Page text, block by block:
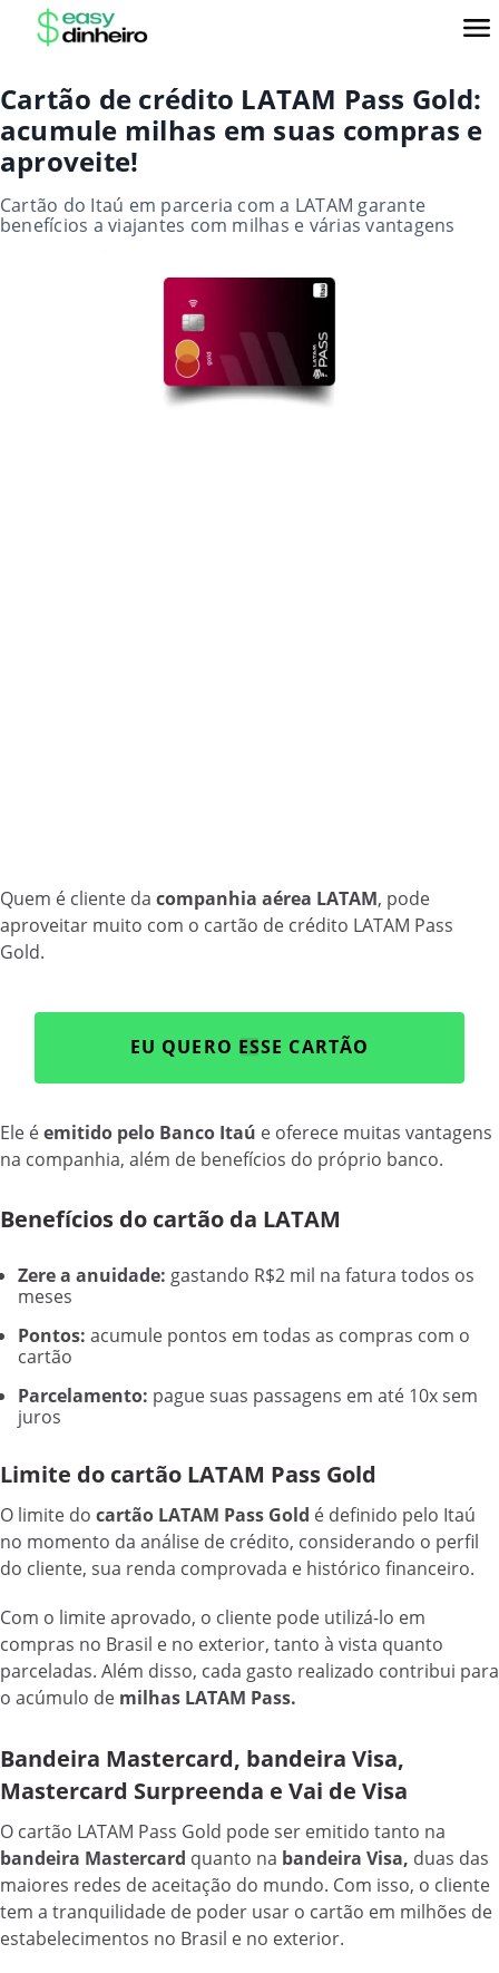
Cartão de crédito LATAM Pass Gold:
acumule milhas em suas compras e
aproveite!
Cartão do Itaú em parceria com a LATAM garante
benefícios a viajantes com milhas e várias vantagens
Quem é cliente da companhia aérea LATAM, pode
aproveitar muito com o cartão de crédito LATAM Pass
Gold.
EU QUERO ESSE CARTÃO
Ele éemitido pelo Banco Itaú e oferece muitas vantagens
na companhia, além de benefícios do próprio banco.
Benefícios do cartão da LATAM
Zere a anuidade: gastando R$2 mil na fatura todos os
meses
Pontos: acumule pontos em todas as compras com o
cartão
Parcelamento: pague suas passagens em até 10x sem
juros
Limite do cartão LATAM Pass Gold
O limite do cartão LATAM Pass Gold é definido pelo Itaú
no momento da análise de crédito, considerando o perfil
do cliente, sua renda comprovada e histórico financeiro.
Com o limite aprovado, o cliente pode utilizá-lo em
compras no Brasil e no exterior, tanto à vista quanto
parceladas. Além disso, cada gasto realizado contribui para
o acúmulo de milhas LATAM Pass.
Bandeira Mastercard, bandeira Visa,
Mastercard Surpreenda e Vai de Visa
O cartão LATAM Pass Gold pode ser emitido tanto na
bandeira Mastercard quanto na bandeira Visa, duas das
maiores redes de aceitação do mundo. Com isso, o cliente
tem a tranquilidade de poder usar o cartão em milhões de
estabelecimentos no Brasil e no exterior.